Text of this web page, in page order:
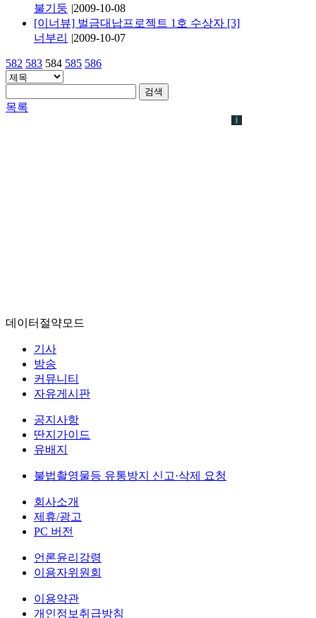
불기둥 |2009-10-08
[이너뷰] 벌금대납프로젝트 1호 수상자 [3]
너부리
|2009-10-07
582 583 584 585 586
검색
목록
데이터절약모드
기사
방송
커뮤니티
자유게시판
공지사항
딴지가이드
유배지
불법촬영물등 유통방지 신고·삭제 요청
회사소개
제휴/광고
PC 버전
언론윤리강령
이용자위원회
이용약관
개인정보취급방침